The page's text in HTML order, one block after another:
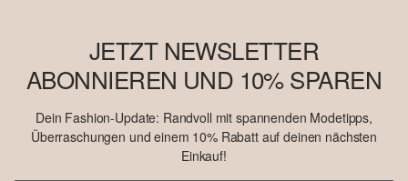
JETZT NEWSLETTER
ABONNIEREN UND 10% SPAREN
Dein Fashion-Update: Randvoll mit spannenden Modetipps,
Überraschungen und einem 10% Rabatt auf deinen nächsten
Einkauf!